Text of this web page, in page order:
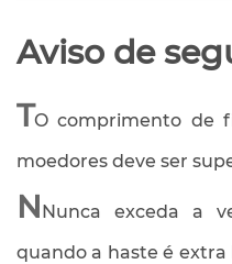
Aviso de
TO comprimento de
moedores deve ser
NNunca exceda a
quando a haste é extra